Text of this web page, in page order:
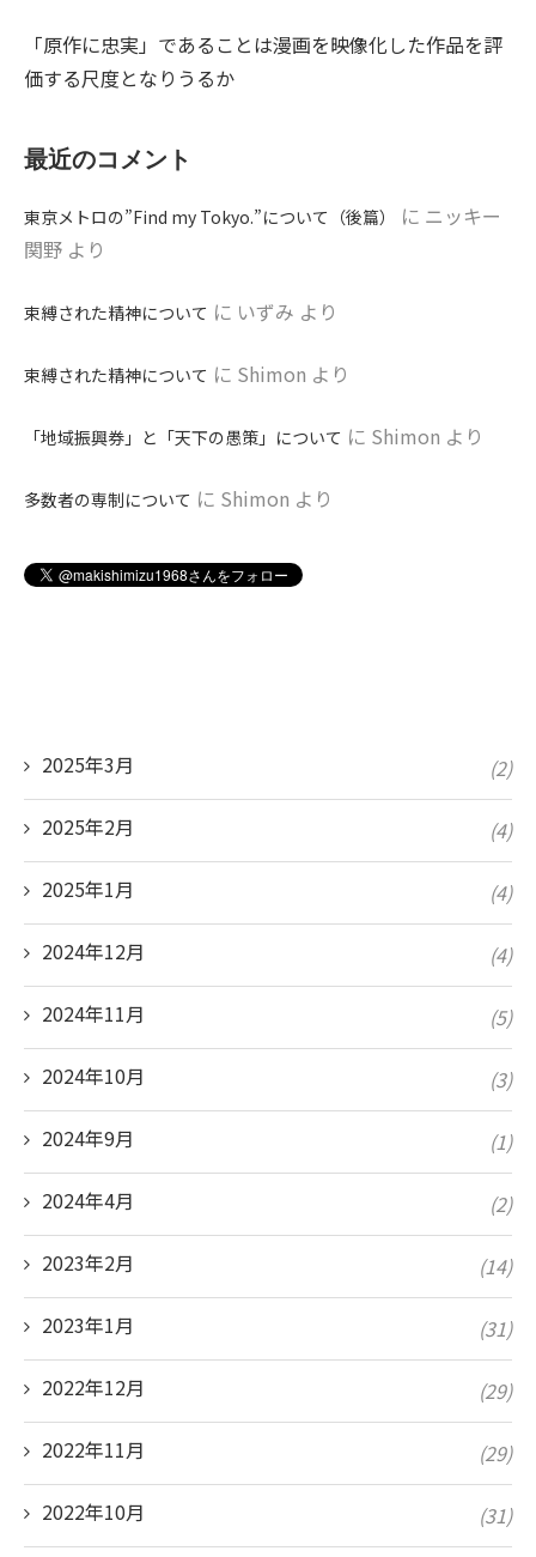
「原作に忠実」であることは漫画を映像化した作品を評
価する尺度となりうるか
最近のコメント
東京メトロの”Find my Tokyo.”について（後篇） に ニッキー
関野 より
束縛された精神について に いずみ より
束縛された精神について に Shimon より
「地域振興券」と「天下の愚策」について に Shimon より
多数者の専制について に Shimon より
2025年3月 (2)
2025年2月 (4)
2025年1月 (4)
2024年12月 (4)
2024年11月 (5)
2024年10月 (3)
2024年9月 (1)
2024年4月 (2)
2023年2月 (14)
2023年1月 (31)
2022年12月 (29)
2022年11月 (29)
2022年10月 (31)